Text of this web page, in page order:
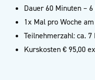
Dauer 60 Minuten –
1x Mal pro Woche
Teilnehmerzahl: ca. 7
Kurskosten € 95,00